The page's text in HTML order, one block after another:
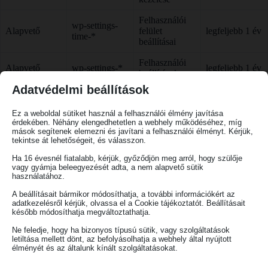
Alapvető
wp-settings-
time-*
Felhasználói
felület
beállításai
legfeljebb 1 év
Alapvető wp-settings-*
Felhasználói
beállítások
legfeljebb 1 év
_cookie
Sütihasználat
ellenőrzés
Statisztikai _ga
Google
látogatottsági
statisztika
hónap
Statisztikai _ga_*
Google
Analytics
munkamenet
legfeljebb 14
A sütik alkalmazott köre és időtartama a weboldal technikai
működésének változásával időről időre módosulhat. Az Adatkezelő
Adatvédelmi beállítások
Ez a weboldal sütiket használ a felhasználói élmény javítása
érdekében. Néhány elengedhetetlen a webhely működéséhez, míg
mások segítenek elemezni és javítani a felhasználói élményt. Kérjük,
tekintse át lehetőségeit, és válasszon.
Ha 16 évesnél fiatalabb, kérjük, győződjön meg arról, hogy szülője
vagy gyámja beleegyezését adta, a nem alapvető sütik
használatához.
A beállításait bármikor módosíthatja, a további információkért az
adatkezelésről kérjük, olvassa el a Cookie tájékoztatót. Beállításait
később módosíthatja megváltoztathatja.
Ne feledje, hogy ha bizonyos típusú sütik, vagy szolgáltatások
letiltása mellett dönt, az befolyásolhatja a webhely által nyújtott
élményét és az általunk kínált szolgáltatásokat.
FELHÍVÁS A HITELEZŐK RÉSZÉRE
Ezúton felhívjuk a Makovecz Campus Alapítvány
hitelezőit, hogy a követeléseiket a közfeladatként
ellátó közérdekű vagyonkezelő alapítványok,
valamint közérdekű vagyonkezelő alapítvány
megszüntetésével kapcsolatos intézkedésekről szóló
1226/2026. (VII. 14.) Korm. határozat (továbbiakban:
„Kormányhatározat”) közzétételét követő negyven